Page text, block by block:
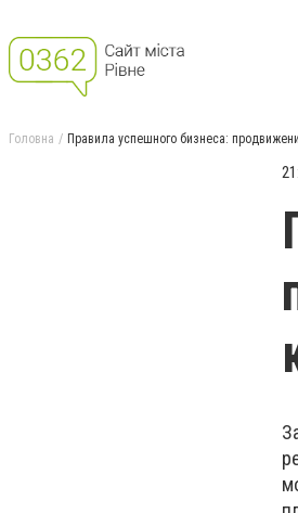
Головна Правила успешного бизнеса: